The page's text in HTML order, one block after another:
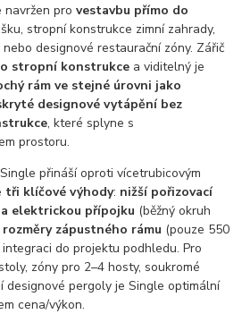
navržen provestavbu přímo do
stropní konstrukce zimní zahrady,
designové restaurační zóny. Zářič
stropní konstrukce a viditelný je
rám ve stejné úrovni jako
designové vytápění bez
, které splyne s
prostoru.
přináší oproti vícetrubicovým
tři klíčové výhody: nižší pořizovací
elektrickou přípojku (běžný okruh
rozměry zápustného rámu (pouze 550
do projektu podhledu. Pro
zóny pro 2–4 hosty, soukromé
designové pergoly je Single optimální
cena/výkon.